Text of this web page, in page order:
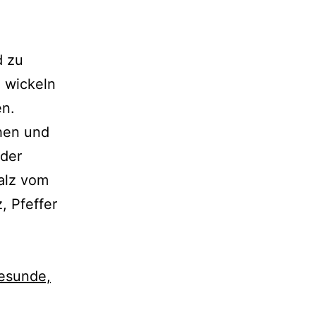
zu
wickeln
und
vom
Pfeffer